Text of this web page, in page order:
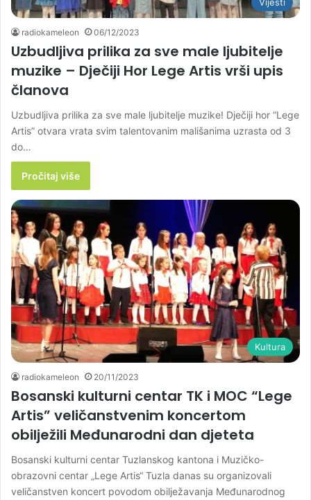
Vijesti
radiokameleon 06/12/2023
Uzbudljiva prilika za sve male ljubitelje
muzike – Dječiji Hor Lege Artis vrši upis
članova
Uzbudljiva prilika za sve male ljubitelje muzike! Dječiji hor “Lege
Artis” otvara vrata svim talentovanim mališanima uzrasta od 3
do…
Pročitaj više
Kultura
radiokameleon 20/11/2023
Bosanski kulturni centar TK i MOC “Lege
Artis” veličanstvenim koncertom
obilježili Međunarodni dan djeteta
Bosanski kulturni centar Tuzlanskog kantona i Muzičko-
obrazovni centar „Lege Artis“ Tuzla danas su organizovali
veličanstven koncert povodom obilježavanja Međunarodnog